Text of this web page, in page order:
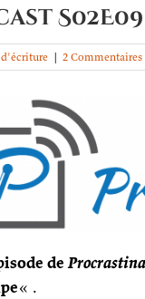
S02E09
| 2 Commentaires
de
« .